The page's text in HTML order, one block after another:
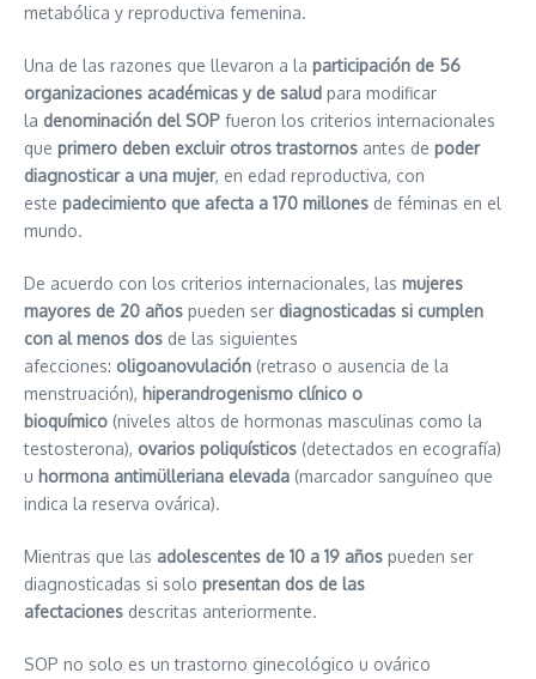
metabólica y reproductiva femenina.
Una de las razones que llevaron a la participación de 56
organizaciones académicas y de salud para modificar
la denominación del SOP fueron los criterios internacionales
que primero deben excluir otros trastornos antes de poder
diagnosticar a una mujer, en edad reproductiva, con
este padecimiento que afecta a 170 millones de féminas en el
mundo.
De acuerdo con los criterios internacionales, las mujeres
mayores de 20 años pueden ser diagnosticadas si cumplen
con al menos dos de las siguientes
afecciones: oligoanovulación (retraso o ausencia de la
menstruación), hiperandrogenismo clínico o
bioquímico (niveles altos de hormonas masculinas como la
testosterona), ovarios poliquísticos (detectados en ecografía)
u hormona antimülleriana elevada (marcador sanguíneo que
indica la reserva ovárica).
Mientras que las adolescentes de 10 a 19 años pueden ser
diagnosticadas si solo presentan dos de las
afectaciones descritas anteriormente.
SOP no solo es un trastorno ginecológico u ovárico